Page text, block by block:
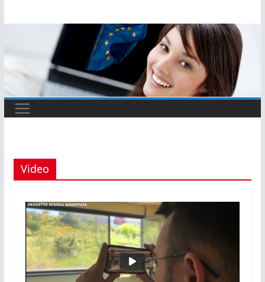
al
Video